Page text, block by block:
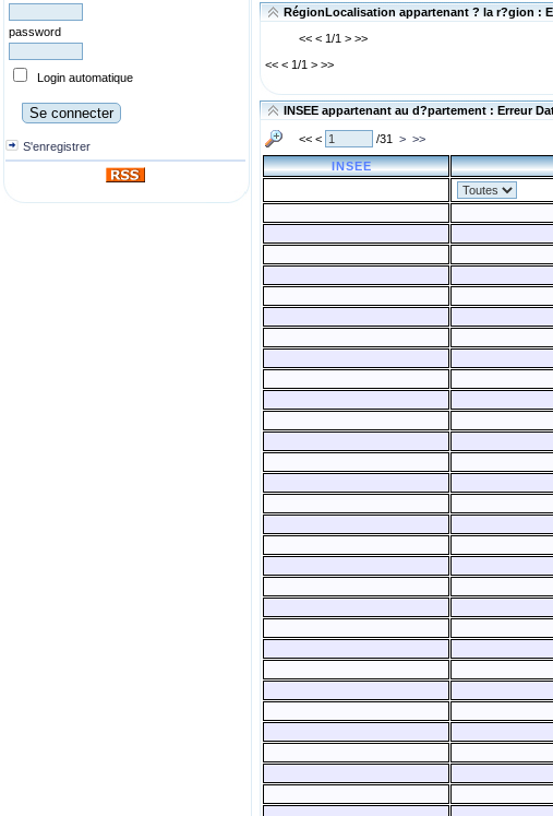
password
Login automatique
S'enregistrer
RégionLocalisation appartenant ? la r?gion :
<< < 1/1 > >>
<< < 1/1 > >>
INSEE appartenant au d?partement : Erreur
<< < /31 > >>
INSEE